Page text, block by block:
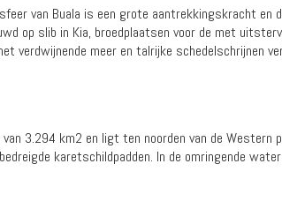
van Buala is een grote aantrekkingskracht en
op slib in Kia, broedplaatsen voor de met
verdwijnende meer en talrijke schedelschrijnen
3.294 km2 en ligt ten noorden van de
karetschildpadden. In de omringende